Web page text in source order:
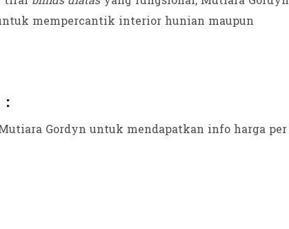
mempercantik interior hunian maupun
:
Gordyn untuk mendapatkan info harga per